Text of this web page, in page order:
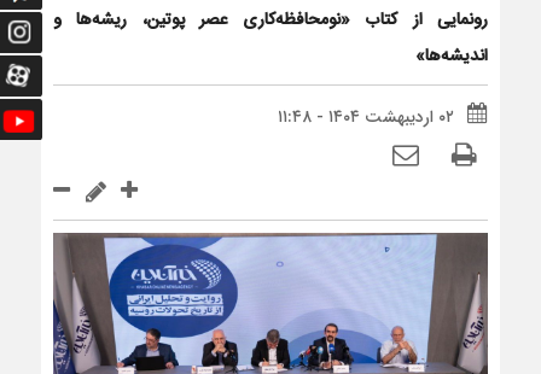
رونمایی از کتاب «نومحافظه‌کاری عصر پوتین، ریشه‌ها و
اندیشه‌ها»
۰۲ اردیبهشت ۱۴۰۴ - ۱۱:۴۸